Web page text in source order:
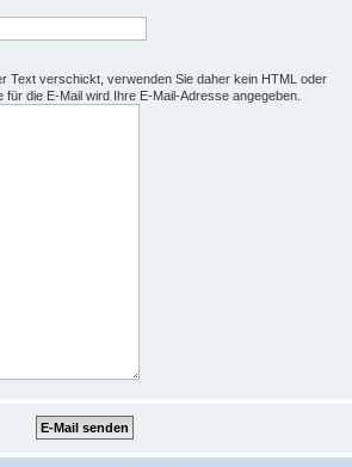
Text verschickt, verwenden Sie daher kein HTML oder
die E-Mail wird Ihre E-Mail-Adresse angegeben.